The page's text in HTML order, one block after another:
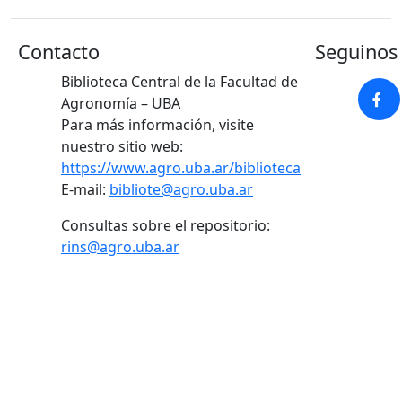
Contacto
Biblioteca Central de la Facultad de
Agronomía – UBA
Para más información, visite
nuestro sitio web:
https://www.agro.uba.ar/biblioteca
E-mail: bibliote@agro.uba.ar
Consultas sobre el repositorio:
rins@agro.uba.ar